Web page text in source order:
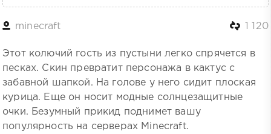
minecraft 1 120
Этот колючий гость из пустыни легко спрячется в
песках. Скин превратит персонажа в кактус с
забавной шапкой. На голове у него сидит плоская
курица. Еще он носит модные солнцезащитные
очки. Безумный прикид поднимет вашу
популярность на серверах Minecraft.